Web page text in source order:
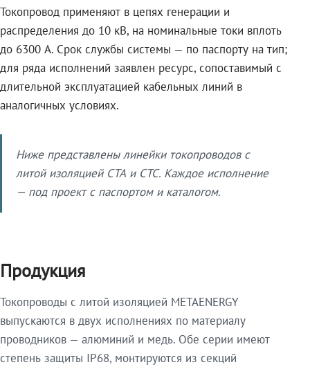
Токопровод применяют в цепях генерации и
распределения до 10 кВ, на номинальные токи вплоть
до 6300 А. Срок службы системы — по паспорту на тип;
для ряда исполнений заявлен ресурс, сопоставимый с
длительной эксплуатацией кабельных линий в
аналогичных условиях.
Ниже представлены линейки токопроводов с
литой изоляцией СТА и СТС. Каждое исполнение
— под проект с паспортом и каталогом.
Продукция
Токопроводы с литой изоляцией METAENERGY
выпускаются в двух исполнениях по материалу
проводников — алюминий и медь. Обе серии имеют
степень защиты IP68, монтируются из секций